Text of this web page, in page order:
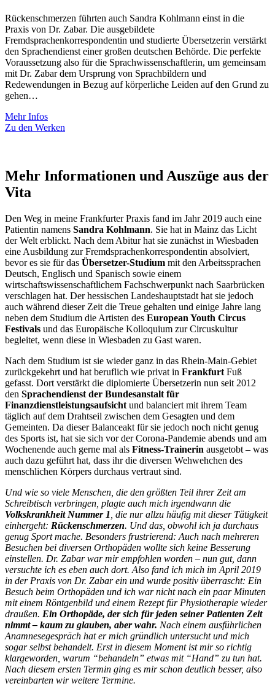
Rückenschmerzen führten auch Sandra Kohlmann einst in die
Praxis von Dr. Zabar. Die ausgebildete
Fremdsprachenkorrespondentin und studierte Übersetzerin verstärkt
den Sprachendienst einer großen deutschen Behörde. Die perfekte
Voraussetzung also für die Sprachwissenschaftlerin, um gemeinsam
mit Dr. Zabar dem Ursprung von Sprachbildern und
Redewendungen in Bezug auf körperliche Leiden auf den Grund zu
gehen…
Mehr Infos
Zu den Werken
Mehr Informationen und Auszüge aus der
Vita
Den Weg in meine Frankfurter Praxis fand im Jahr 2019 auch eine
Patientin namens Sandra Kohlmann. Sie hat in Mainz das Licht
der Welt erblickt. Nach dem Abitur hat sie zunächst in Wiesbaden
eine Ausbildung zur Fremdsprachenkorrespondentin absolviert,
bevor es sie für das Übersetzer-Studium mit den Arbeitssprachen
Deutsch, Englisch und Spanisch sowie einem
wirtschaftswissenschaftlichem Fachschwerpunkt nach Saarbrücken
verschlagen hat. Der hessischen Landeshauptstadt hat sie jedoch
auch während dieser Zeit die Treue gehalten und einige Jahre lang
neben dem Studium die Artisten des European Youth Circus
Festivals und das Europäische Kolloquium zur Circuskultur
begleitet, wenn diese in Wiesbaden zu Gast waren.
Nach dem Studium ist sie wieder ganz in das Rhein-Main-Gebiet
zurückgekehrt und hat beruflich wie privat in Frankfurt Fuß
gefasst. Dort verstärkt die diplomierte Übersetzerin nun seit 2012
den Sprachendienst der Bundesanstalt für
Finanzdienstleistungsaufsicht und balanciert mit ihrem Team
täglich auf dem Drahtseil zwischen dem Gesagten und dem
Gemeinten. Da dieser Balanceakt für sie jedoch noch nicht genug
des Sports ist, hat sie sich vor der Corona-Pandemie abends und am
Wochenende auch gerne mal als Fitness-Trainerin ausgetobt – was
auch dazu geführt hat, dass ihr die diversen Wehwehchen des
menschlichen Körpers durchaus vertraut sind.
Und wie so viele Menschen, die den größten Teil ihrer Zeit am
Schreibtisch verbringen, plagte auch mich irgendwann die
Volkskrankheit Nummer 1 , die nur allzu häufig mit dieser Tätigkeit
einhergeht: Rückenschmerzen. Und das, obwohl ich ja durchaus
genug Sport mache. Besonders frustrierend: Auch nach mehreren
Besuchen bei diversen Orthopäden wollte sich keine Besserung
einstellen. Dr. Zabar war mir empfohlen worden – nun gut, dann
versuchte ich es eben auch dort. Also fand ich mich im April 2019
in der Praxis von Dr. Zabar ein und wurde positiv überrascht: Ein
Besuch beim Orthopäden und ich war nicht nach ein paar Minuten
mit einem Röntgenbild und einem Rezept für Physiotherapie wieder
draußen. Ein Orthopäde, der sich für jeden seiner Patienten Zeit
nimmt – kaum zu glauben, aber wahr. Nach einem ausführlichen
Anamnesegespräch hat er mich gründlich untersucht und mich
sogar selbst behandelt. Erst in diesem Moment ist mir so richtig
klargeworden, warum “behandeln” etwas mit “Hand” zu tun hat.
Nach diesem ersten Termin ging es mir schon deutlich besser, also
vereinbarten wir weitere Termine.